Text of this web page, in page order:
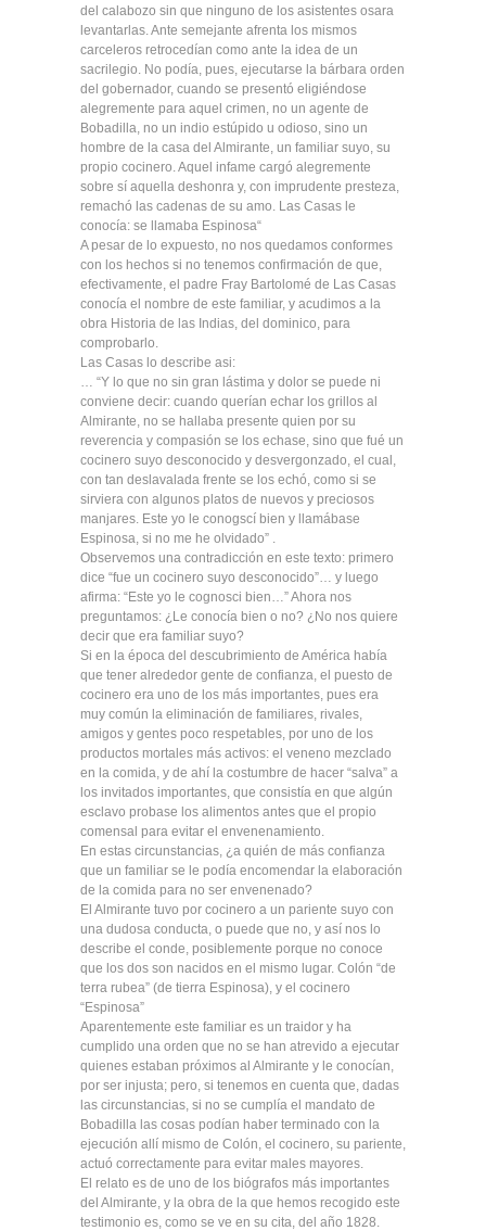
del calabozo sin que ninguno de los asistentes osara
levantarlas. Ante semejante afrenta los mismos
carceleros retrocedían como ante la idea de un
sacrilegio. No podía, pues, ejecutarse la bárbara orden
del gobernador, cuando se presentó eligiéndose
alegremente para aquel crimen, no un agente de
Bobadilla, no un indio estúpido u odioso, sino un
hombre de la casa del Almirante, un familiar suyo, su
propio cocinero. Aquel infame cargó alegremente
sobre sí aquella deshonra y, con imprudente presteza,
remachó las cadenas de su amo. Las Casas le
conocía: se llamaba Espinosa“
A pesar de lo expuesto, no nos quedamos conformes
con los hechos si no tenemos confirmación de que,
efectivamente, el padre Fray Bartolomé de Las Casas
conocía el nombre de este familiar, y acudimos a la
obra Historia de las Indias, del dominico, para
comprobarlo.
Las Casas lo describe asi:
… “Y lo que no sin gran lástima y dolor se puede ni
conviene decir: cuando querían echar los grillos al
Almirante, no se hallaba presente quien por su
reverencia y compasión se los echase, sino que fué un
cocinero suyo desconocido y desvergonzado, el cual,
con tan deslavalada frente se los echó, como si se
sirviera con algunos platos de nuevos y preciosos
manjares. Este yo le conogscí bien y llamábase
Espinosa, si no me he olvidado” .
Observemos una contradicción en este texto: primero
dice “fue un cocinero suyo desconocido”… y luego
afirma: “Este yo le cognosci bien…” Ahora nos
preguntamos: ¿Le conocía bien o no? ¿No nos quiere
decir que era familiar suyo?
Si en la época del descubrimiento de América había
que tener alrededor gente de confianza, el puesto de
cocinero era uno de los más importantes, pues era
muy común la eliminación de familiares, rivales,
amigos y gentes poco respetables, por uno de los
productos mortales más activos: el veneno mezclado
en la comida, y de ahí la costumbre de hacer “salva” a
los invitados importantes, que consistía en que algún
esclavo probase los alimentos antes que el propio
comensal para evitar el envenenamiento.
En estas circunstancias, ¿a quién de más confianza
que un familiar se le podía encomendar la elaboración
de la comida para no ser envenenado?
El Almirante tuvo por cocinero a un pariente suyo con
una dudosa conducta, o puede que no, y así nos lo
describe el conde, posiblemente porque no conoce
que los dos son nacidos en el mismo lugar. Colón “de
terra rubea” (de tierra Espinosa), y el cocinero
“Espinosa”
Aparentemente este familiar es un traidor y ha
cumplido una orden que no se han atrevido a ejecutar
quienes estaban próximos al Almirante y le conocían,
por ser injusta; pero, si tenemos en cuenta que, dadas
las circunstancias, si no se cumplía el mandato de
Bobadilla las cosas podían haber terminado con la
ejecución allí mismo de Colón, el cocinero, su pariente,
actuó correctamente para evitar males mayores.
El relato es de uno de los biógrafos más importantes
del Almirante, y la obra de la que hemos recogido este
testimonio es, como se ve en su cita, del año 1828.